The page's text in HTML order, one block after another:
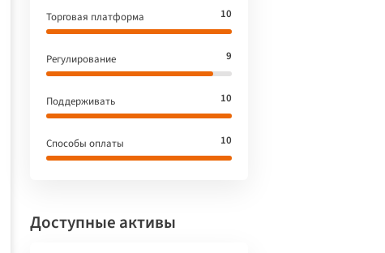
Торговая платформа 10
Регулирование 9
Поддерживать 10
Способы оплаты 10
Доступные активы